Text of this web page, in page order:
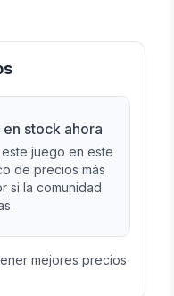
stock ahora
juego en este
de precios más
si la comunidad
mejores precios